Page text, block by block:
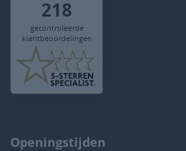
Openingstijden